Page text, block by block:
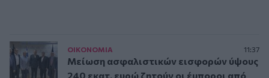
ΟΙΚΟΝΟΜΙΑ 11:37
Μείωση ασφαλιστικών εισφορών ύψους
240 εκατ. ευρώ ζητούν οι έμποροι από